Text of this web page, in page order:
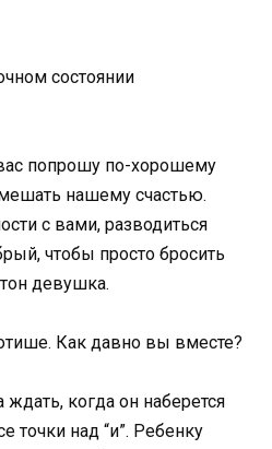
состоянии
попрошу по-хорошему
нашему счастью.
с вами, разводиться
чтобы просто бросить
девушка.
Как давно вы вместе?
ждать, когда он наберется
точки над “и”. Ребенку